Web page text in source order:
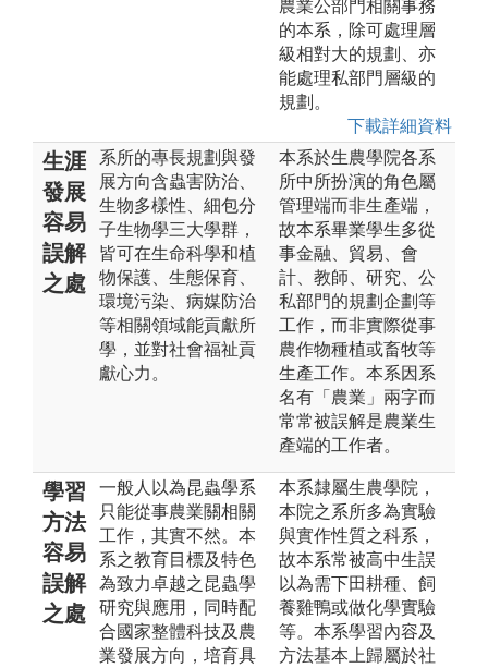
農業公部門相關事務
的本系，除可處理層
級相對大的規劃、亦
能處理私部門層級的
規劃。
下載詳細資料
生涯
發展
容易
誤解
之處
系所的專長規劃與發
展方向含蟲害防治、
生物多樣性、細包分
子生物學三大學群，
皆可在生命科學和植
物保護、生態保育、
環境污染、病媒防治
等相關領域能貢獻所
學，並對社會福祉貢
獻心力。
本系於生農學院各系
所中所扮演的角色屬
管理端而非生產端，
故本系畢業學生多從
事金融、貿易、會
計、教師、研究、公
私部門的規劃企劃等
工作，而非實際從事
農作物種植或畜牧等
生產工作。本系因系
名有「農業」兩字而
常常被誤解是農業生
產端的工作者。
學習
方法
容易
誤解
之處
一般人以為昆蟲學系
只能從事農業關相關
工作，其實不然。本
系之教育目標及特色
為致力卓越之昆蟲學
研究與應用，同時配
合國家整體科技及農
業發展方向，培育具
本系隸屬生農學院，
本院之系所多為實驗
與實作性質之科系，
故本系常被高中生誤
以為需下田耕種、飼
養雞鴨或做化學實驗
等。本系學習內容及
方法基本上歸屬於社